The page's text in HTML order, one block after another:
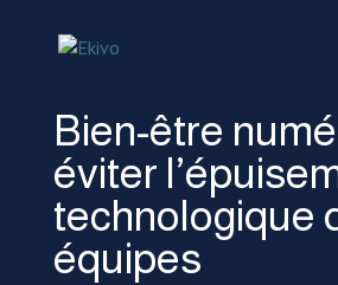
Bien-être
éviter
technologique
équipes